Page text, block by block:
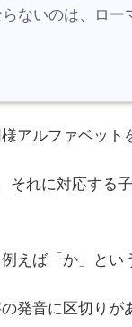
ないのは、ロ
アルファベット
それに対応する
えば「か」とい
発音に区切り